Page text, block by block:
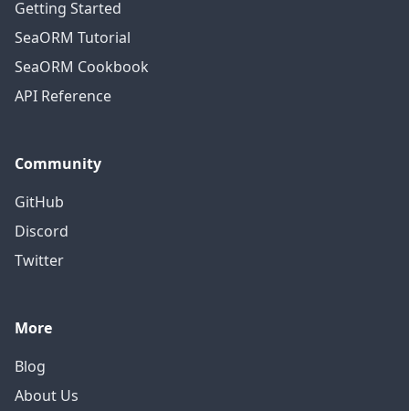
Getting Started
SeaORM Tutorial
SeaORM Cookbook
API Reference
Community
GitHub
Discord
Twitter
More
Blog
About Us